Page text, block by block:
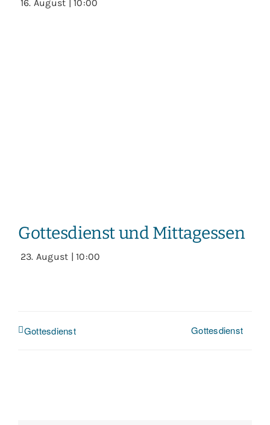
16. August | 10:00
Gottesdienst und Mittagessen
23. August | 10:00
Gottesdienst Gottesdienst